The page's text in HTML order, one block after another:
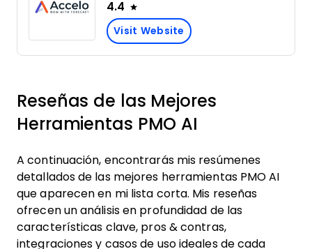
4.4
Visit Website
Reseñas de las Mejores
Herramientas PMO AI
A continuación, encontrarás mis resúmenes
detallados de las mejores herramientas PMO AI
que aparecen en mi lista corta. Mis reseñas
ofrecen un análisis en profundidad de las
características clave, pros & contras,
integraciones y casos de uso ideales de cada